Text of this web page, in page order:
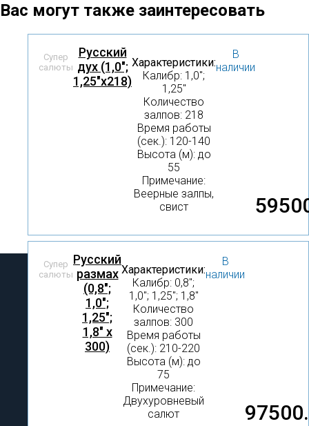
Вас могут также заинтересовать
Супер
салюты
Русский
дух (1,0";
1,25"х218)
Характеристики:
Калибр: 1,0″;
1,25″
Количество
залпов: 218
Время работы
(сек.): 120-140
Высота (м): до
55
Примечание:
Веерные залпы,
свист
В
наличии
Супер
салюты
Русский
размах
(0,8";
1,0";
1,25";
1,8" х
300)
Характеристики:
Калибр: 0,8″;
1,0″; 1,25″; 1,8″
Количество
залпов: 300
Время работы
(сек.): 210-220
Высота (м): до
75
Примечание:
Двухуровневый
салют
В
наличии